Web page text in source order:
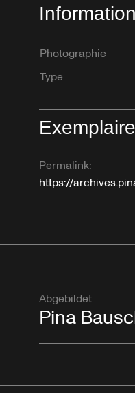
Photographie
Type
Permalink:
https://
Abgebildet
Pina